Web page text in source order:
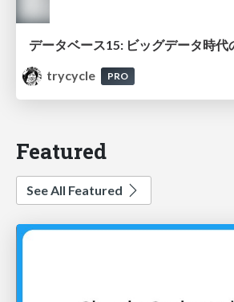
データベース15: ビッグデータ時代
trycycle
PRO
Featured
See All Featured